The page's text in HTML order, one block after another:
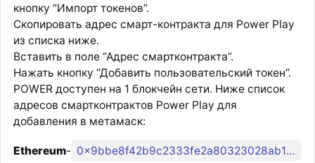
кнопку “Импорт токенов”.
Скопировать адрес смарт-контракта для Power Play
из списка ниже.
Вставить в поле “Адрес смартконтракта”.
Нажать кнопку “Добавить пользовательский токен”.
POWER доступен на 1 блокчейн сети. Ниже список
адресов смартконтрактов Power Play для
добавления в метамаск:
Ethereum- 0x9bbe8f42b9c2333fe2a80323028ab107379646c7